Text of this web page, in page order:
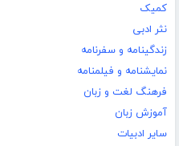
کمیک
نثر ادبی
زندگینامه و سفرنامه
نمایشنامه و فیلمنامه
فرهنگ لغت و زبان
آموزش زبان
سایر ادبیات